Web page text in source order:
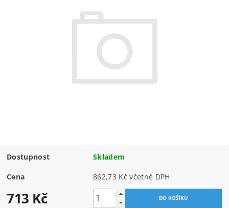
Dostupnost Skladem
Cena 862,73 Kč včetně DPH
713 Kč